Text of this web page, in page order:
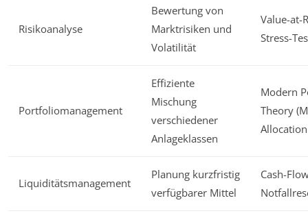
Risikoanalyse
Bewertung von
Marktrisiken und
Volatilität
Value-at-
Stress-
Portfoliomanagement
Effiziente
Mischung
verschiedener
Anlageklassen
Modern
Theory
Allocation
Liquiditätsmanagement
Planung kurzfristig
verfügbarer Mittel
Cash-